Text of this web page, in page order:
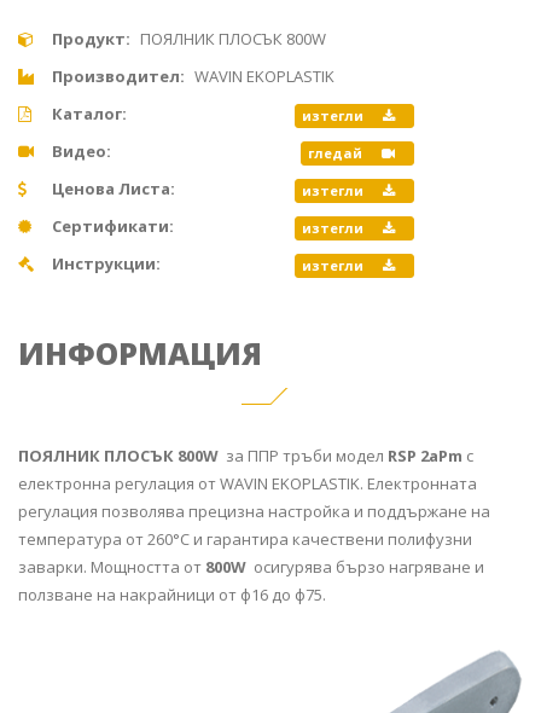
Продукт: ПОЯЛНИК ПЛОСЪК 800W
Производител: WAVIN EKOPLASTIK
Каталог:
изтегли
Видео: гледай
Ценова Листа: изтегли
Сертификати: изтегли
Инструкции: изтегли
ИНФОРМАЦИЯ
ПОЯЛНИК ПЛОСЪК 800W за ППР тръби модел RSP 2aPm с
електронна регулация от WAVIN EKOPLASTIK. Електронната
регулация позволява прецизна настройка и поддържане на
температура от 260°С и гарантира качествени полифузни
заварки. Мощността от 800W осигурява бързо нагряване и
ползване на накрайници от ф16 до ф75.